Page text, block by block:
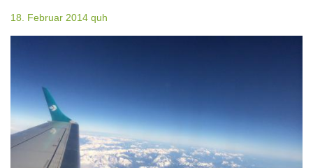
18. Februar 2014 quh